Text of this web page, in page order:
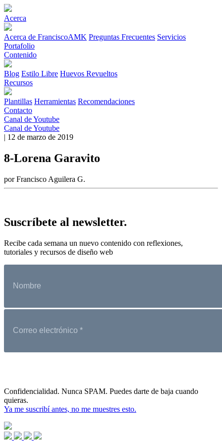
Acerca
Acerca de FranciscoAMK Preguntas Frecuentes Servicios
Portafolio
Contenido
Blog Estilo Libre Huevos Revueltos
Recursos
Plantillas Herramientas Recomendaciones
Contacto
Canal de Youtube
Canal de Youtube
| 12 de marzo de 2019
8-Lorena Garavito
por Francisco Aguilera G.
Suscríbete al newsletter.
Recibe cada semana un nuevo contenido con reflexiones,
tutoriales y recursos de diseño web
Confidencialidad. Nunca SPAM. Puedes darte de baja cuando
quieras.
Ya me suscribí antes, no me muestres esto.